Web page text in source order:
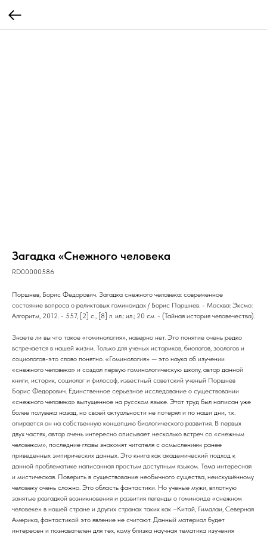
Загадка «Снежного человека
RD00000586
Поршнев, Борис Федорович. Загадка снежного человека: современное
состояние вопроса о реликтовых гоминоидах / Борис Поршнев. - Москва: Эксмо:
Алгоритм, 2012. - 557, [2] с., [8] л. ил.: ил.; 20 см. - (Тайная история человечества).
Знаете ли вы что такое «гоминология», наверно нет. Это понятие очень редко
встречается в нашей жизни. Только для ученых историков, биологов, зоологов и
социологов-это слово понятно. «Гоминология» — это наука об изучении
«снежного человека» и создал первую гоминологическую школу, автор данной
книги, историк, социолог и философ, известный советский ученый Поршнев
Борис Федорович. Единственное серьезное исследование о существовании
«снежного человека» выпущенное на русском языке. Этот труд был написан уже
более полувека назад, но своей актуальности не потерял и по наши дни, т.к.
опирается он на собственную концепцию биологического развития. В первых
двух частях, автор очень интересно описывает несколько встреч со «снежным
человеком», последние главы знакомят читателя с осмыслением ранее
приведенных эмпирических данных. Это книга как академический подход к
данной проблематике написанная простым доступным языком. Тема интересная
и мистическая. Поверить в существование необычного существа, неискушённому
человеку очень сложно. Это область фантастики. Но ученые мужи, вплотную
занятые разгадкой возникновения и развития легенды о гоминоиде «снежном
человеке» в нашей стране и других странах таких как –Китай, Гималаи, Северная
Америка, фантастикой это явление не считают. Данный материал будет
интересен и познавателен для тех, кому близка научная тематика изучения